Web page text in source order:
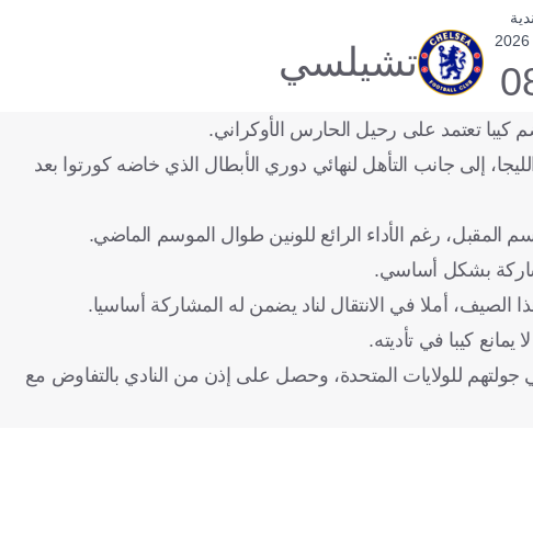
تشيلسي
كيبا تعتمد على رحيل الحارس الأوكراني.
إلى جانب التأهل لنهائي دوري الأبطال الذي خاضه كورتوا بعد
رغم الأداء الرائع للونين طوال الموسم الماضي.
بشكل أساسي.
الصيف، أملا في الانتقال لناد يضمن له المشاركة أساسيا.
كيبا في تأديته.
لكنه لم يسافر مع البلوز في جولتهم للولايات المتحدة، وحصل على إذن من النادي بالتفاوض مع